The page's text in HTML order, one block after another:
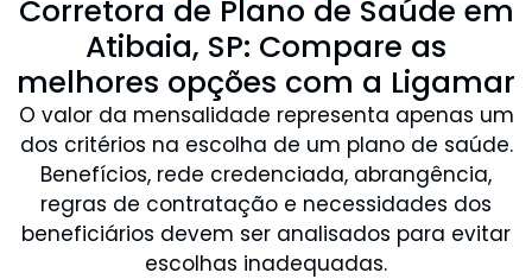
Corretora de Plano de Saúde em
Atibaia, SP: Compare as
melhores opções com a Ligamar
O valor da mensalidade representa apenas um
dos critérios na escolha de um plano de saúde.
Benefícios, rede credenciada, abrangência,
regras de contratação e necessidades dos
beneficiários devem ser analisados para evitar
escolhas inadequadas.